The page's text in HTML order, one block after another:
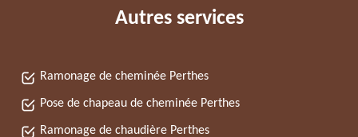
Autres services
Ramonage de cheminée Perthes
Pose de chapeau de cheminée Perthes
Ramonage de chaudière Perthes